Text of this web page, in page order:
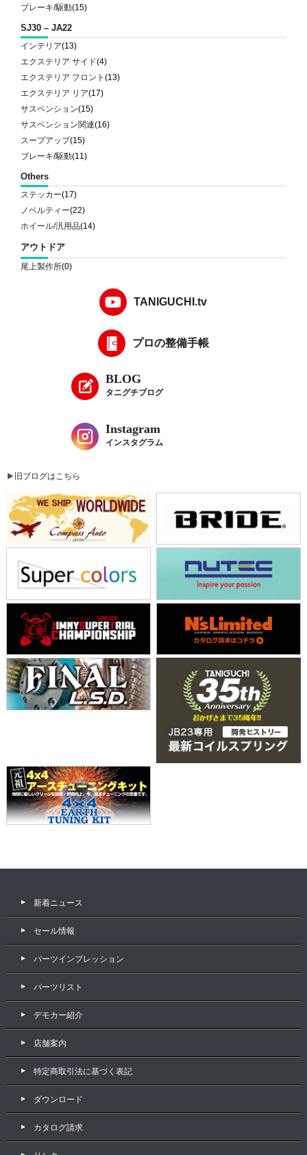
ブレーキ/駆動(15)
SJ30 – JA22
インテリア(13)
エクステリア サイド(4)
エクステリア フロント(13)
エクステリア リア(17)
サスペンション(15)
サスペンション関連(16)
スープアップ(15)
ブレーキ/駆動(11)
Others
ステッカー(17)
ノベルティー(22)
ホイール/汎用品(14)
アウトドア
尾上製作所(0)
TANIGUCHI.tv
プロの整備手帳
BLOG
タニグチブログ
Instagram
インスタグラム
旧ブログはこちら
新着ニュース
セール情報
パーツインプレッション
パーツリスト
デモカー紹介
店舗案内
特定商取引法に基づく表記
ダウンロード
カタログ請求